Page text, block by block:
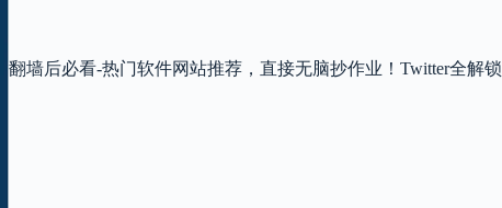
翻墙后必看-热门软件网站推荐，直接无脑抄作业！Twitter全解锁